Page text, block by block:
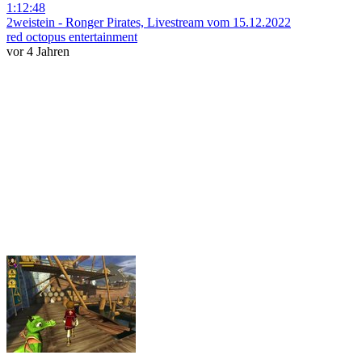
1:12:48
2weistein - Ronger Pirates, Livestream vom 15.12.2022
red octopus entertainment
vor 4 Jahren